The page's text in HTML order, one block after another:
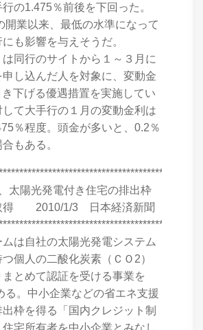
の1.475％前後を下回った。
開業以来、最低の水準になって
も影響を与えそうだ。
同行のサイトから１～３月に
し込んだ人を対象に、変動金
下げる優遇措置を実施してい
して大手行の１月の変動金利は
％程度。頭金が多いと、0.2％
もある。
陽光発電付き住宅の排出枠
得 2010/1/3 日本経済新聞
は自社の太陽光発電システム
個人の二酸化炭素（ＣＯ2）
とめて認証を受ける事業を
る。中小企業などの省エネ支援
枠を得る「国内クレジット制
住宅所有者を中小企業とみなし